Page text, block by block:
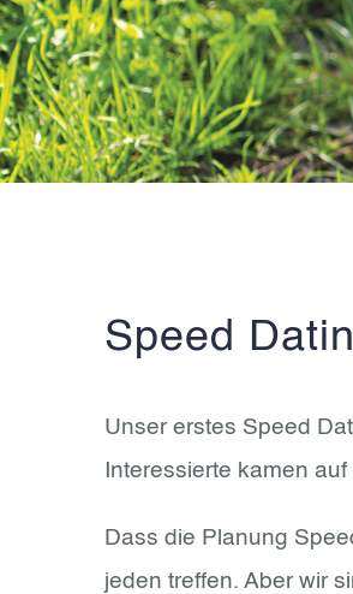
Speed
Unser erstes Speed
Interessierte kamen
Dass die Planung
jeden treffen. Aber wir